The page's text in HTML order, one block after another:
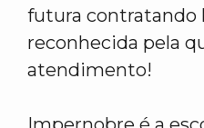
futura contratando
reconhecida pela
atendimento!